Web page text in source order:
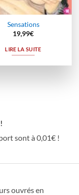
Sensations
19,99€
LIRE LA SUITE
sont à 0,01€ !
ouvrés en